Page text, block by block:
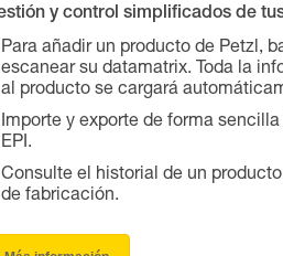
y control simplificados de
Para añadir un producto de Petzl,
escanear su datamatrix. Toda la
al producto se cargará
Importe y exporte de forma
EPI.
Consulte el historial de un
de fabricación.